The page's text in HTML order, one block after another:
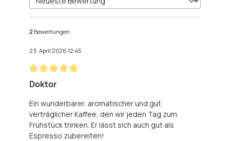
2 Bewertungen
23. April 2026 12:45
Bewertung mit 5 von 5 Sternen
Doktor
Ein wunderbarer, aromatischer und gut
verträglicher Kaffee, den wir jeden Tag zum
Frühstück trinken. Er lässt sich auch gut als
Espresso zubereiten!